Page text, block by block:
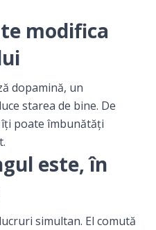
modifica
dopamină, un
starea de bine. De
poate îmbunătăți
este, în
simultan. El comută